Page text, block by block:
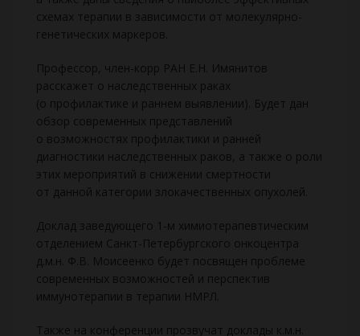
схемах терапии в зависимости от молекулярно-
генетических маркеров.
Профессор, член-корр РАН Е.Н. Имянитов
расскажет о наследственных раках
(о профилактике и раннем выявлении). Будет дан
обзор современных представлений
о возможностях профилактики и ранней
диагностики наследственных раков, а также о роли
этих мероприятий в снижении смертности
от данной категории злокачественных опухолей.
Доклад заведующего 1-м химиотерапевтическим
отделением Санкт-Петербургского онкоцентра
д.м.н. Ф.В. Моисеенко будет посвящен проблеме
современных возможностей и перспектив
иммунотерапии в терапии НМРЛ.
Также на конференции прозвучат доклады к.м.н.